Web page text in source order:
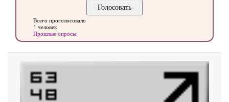
Всего проголосовало
1 человек
Прошлые опросы